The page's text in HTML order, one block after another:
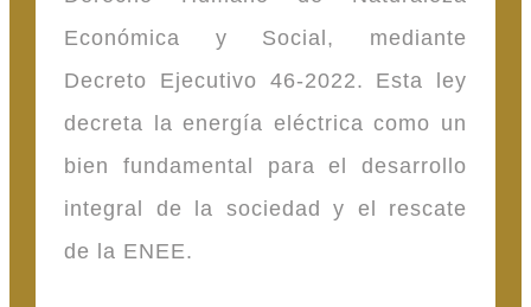
Económica y Social, mediante
Decreto Ejecutivo 46-2022. Esta ley
decreta la energía eléctrica como un
bien fundamental para el desarrollo
integral de la sociedad y el rescate
de la ENEE.